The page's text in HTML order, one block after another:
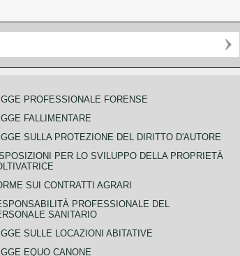
PROFESSIONALE FORENSE
FALLIMENTARE
SULLA PROTEZIONE DEL DIRITTO D'AUTORE
PER LO SVILUPPO DELLA PROPRIETÀ
SUI CONTRATTI AGRARI
PROFESSIONALE DEL
SANITARIO
SULLE LOCAZIONI ABITATIVE
EQUO CANONE